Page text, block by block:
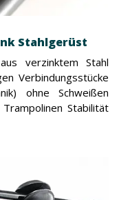
Stahlgerüst
verzinktem Stahl
Verbindungsstücke
ohne Schweißen
Stabilität